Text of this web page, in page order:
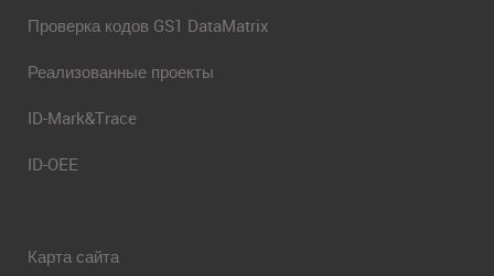
Проверка кодов GS1 DataMatrix
Реализованные проекты
ID-Mark&Trace
ID-OEE
Карта сайта